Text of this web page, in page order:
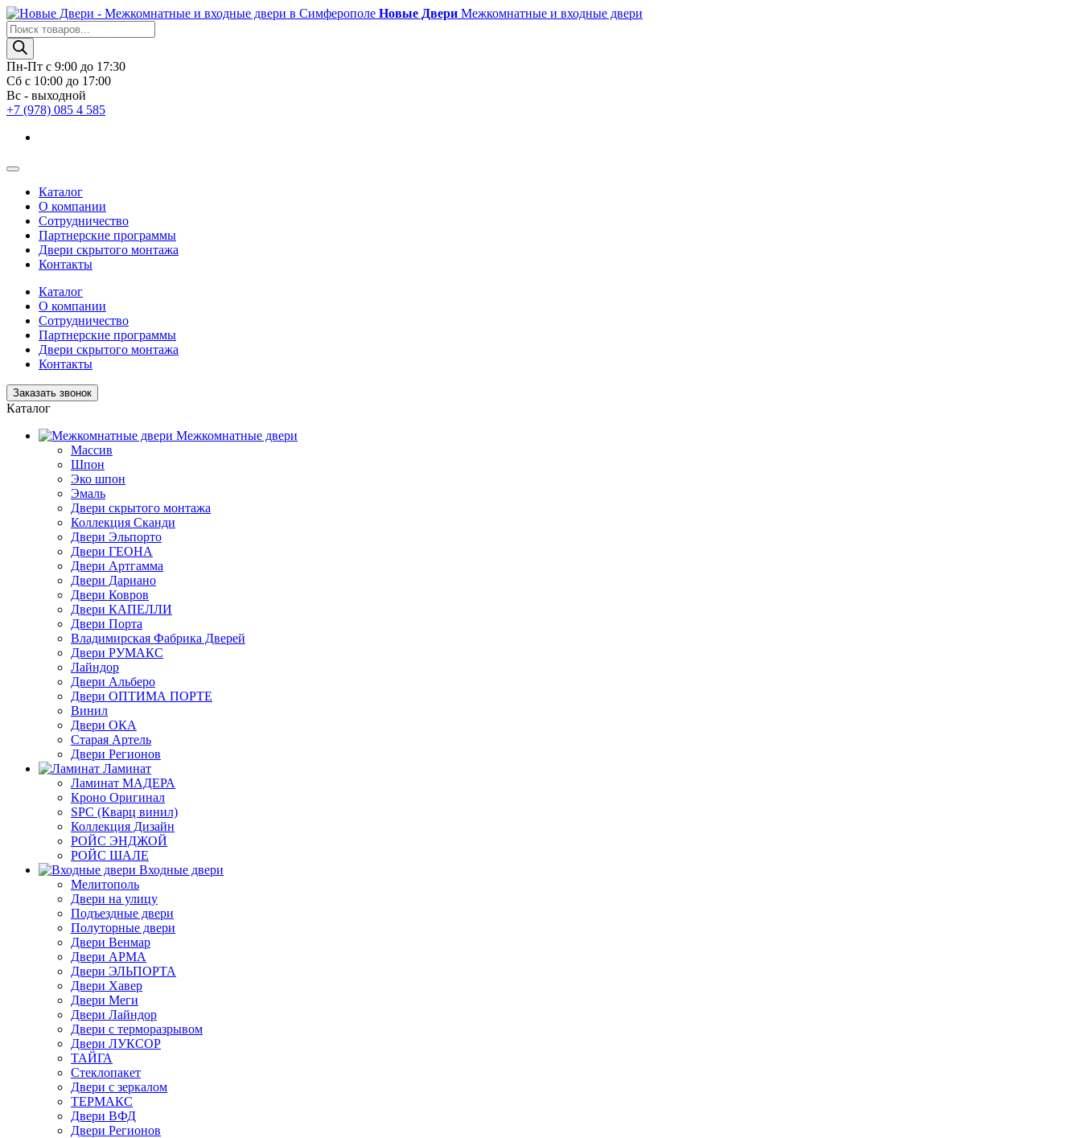
Новые Двери Межкомнатные и входные двери
Поиск
товаров
Пн-Пт с 9:00 до 17:30
Сб с 10:00 до 17:00
Вс - выходной
+7 (978) 085 4 585
Каталог
О компании
Сотрудничество
Партнерские программы
Двери скрытого монтажа
Контакты
Каталог
О компании
Сотрудничество
Партнерские программы
Двери скрытого монтажа
Контакты
Заказать звонок
Каталог
Межкомнатные двери
Массив
Шпон
Эко шпон
Эмаль
Двери скрытого монтажа
Коллекция Сканди
Двери Эльпорто
Двери ГЕОНА
Двери Артгамма
Двери Дариано
Двери Ковров
Двери КАПЕЛЛИ
Двери Порта
Владимирская Фабрика Дверей
Двери РУМАКС
Лайндор
Двери Альберо
Двери ОПТИМА ПОРТЕ
Винил
Двери ОКА
Старая Артель
Двери Регионов
Ламинат
Ламинат МАДЕРА
Кроно Оригинал
SPC (Кварц винил)
Коллекция Дизайн
РОЙС ЭНДЖОЙ
РОЙС ШАЛЕ
Входные двери
Мелитополь
Двери на улицу
Подъездные двери
Полуторные двери
Двери Венмар
Двери АРМА
Двери ЭЛЬПОРТА
Двери Хавер
Двери Меги
Двери Лайндор
Двери с терморазрывом
Двери ЛУКСОР
ТАЙГА
Стеклопакет
Двери с зеркалом
ТЕРМАКС
Двери ВФД
Двери Регионов